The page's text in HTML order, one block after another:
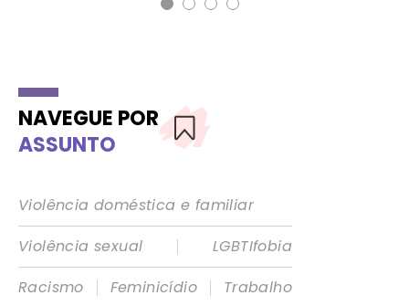
NAVEGUE POR
ASSUNTO
Violência doméstica e familiar
Violência sexual
|
LGBTIfobia
Racismo
| Feminicídio |
Trabalho